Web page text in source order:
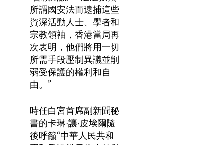
所謂國安法而逮捕這些
資深活動人士、學者和
宗教領袖，香港當局再
次表明，他們將用一切
所需手段壓制異議並削
弱受保護的權利和自
由。”
時任白宮首席副新聞秘
書的卡琳·讓·皮埃爾隨
後呼籲“中華人民共和